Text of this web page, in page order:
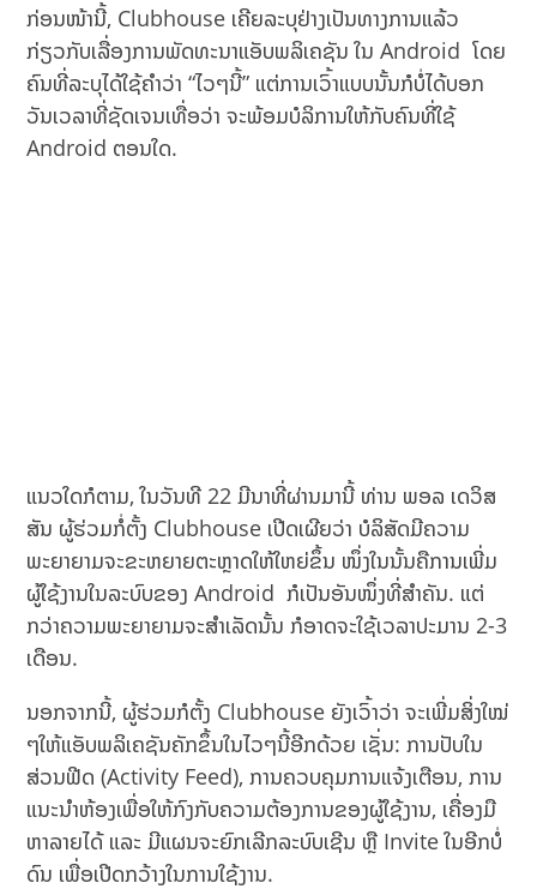
ກ່ອນໜ້ານີ້, Clubhouse ເຄີຍລະບຸຢ່າງເປັນທາງການແລ້ວ
ກ່ຽວກັບເລື່ອງການພັດທະນາແອັບພລິເຄຊັນ ໃນ Android ໂດຍ
ຄົນທີ່ລະບຸໄດ້ໃຊ້ຄຳວ່າ “ໄວໆນີ້” ແຕ່ການເວົ້າແບບນັ້ນກໍບໍ່ໄດ້ບອກ
ວັນເວລາທີ່ຊັດເຈນເທື່ອວ່າ ຈະພ້ອມບໍລິການໃຫ້ກັບຄົນທີ່ໃຊ້
Android ຕອນໃດ.
ແນວໃດກໍຕາມ, ໃນວັນທີ 22 ມີນາທີ່ຜ່ານມານີ້ ທ່ານ ພອລ ເດວິສ
ສັນ ຜູ້ຮ່ວມກໍ່ຕັ້ງ Clubhouse ເປີດເຜີຍວ່າ ບໍລິສັດມີຄວາມ
ພະຍາຍາມຈະຂະຫຍາຍຕະຫຼາດໃຫ້ໃຫຍ່ຂຶ້ນ ໜຶ່ງໃນນັ້ນຄືການເພີ່ມ
ຜູ້ໃຊ້ງານໃນລະບົບຂອງ Android ກໍເປັນອັນໜຶ່ງທີ່ສຳຄັນ. ແຕ່
ກວ່າຄວາມພະຍາຍາມຈະສຳເລັດນັ້ນ ກໍອາດຈະໃຊ້ເວລາປະມານ 2-3
ເດືອນ.
ນອກຈາກນີ້, ຜູ້ຮ່ວມກໍຕັ້ງ Clubhouse ຍັງເວົ້າວ່າ ຈະເພີ່ມສິ່ງໃໝ່
ໆໃຫ້ແອັບພລິເຄຊັນຄັກຂຶ້ນໃນໄວໆນີ້ອີກດ້ວຍ ເຊັ່ນ: ການປັບໃນ
ສ່ວນຟີດ (Activity Feed), ການຄວບຄຸມການແຈ້ງເຕືອນ, ການ
ແນະນຳຫ້ອງເພື່ອໃຫ້ກົງກັບຄວາມຕ້ອງການຂອງຜູ້ໃຊ້ງານ, ເຄື່ອງມື
ຫາລາຍໄດ້ ແລະ ມີແຜນຈະຍົກເລີກລະບົບເຊີນ ຫຼື Invite ໃນອີກບໍ່
ດົນ ເພື່ອເປີດກວ້າງໃນການໃຊ້ງານ.